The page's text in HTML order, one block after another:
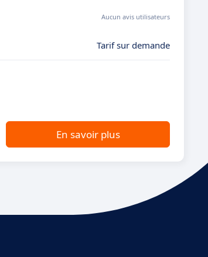
Aucun avis utilisateurs
Tarif sur demande
En savoir plus